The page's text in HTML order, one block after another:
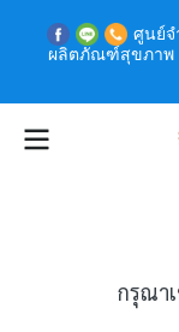
ศูนย์จ
ผลิตภัณฑ์สุขภาพ
กรุณา